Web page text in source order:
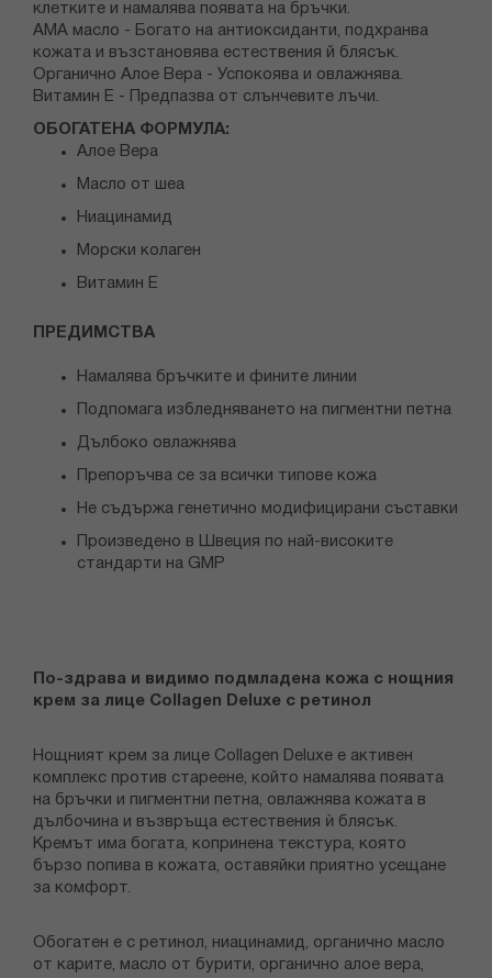
клетките и намалява появата на бръчки.
AMA масло - Богато на антиоксиданти, подхранва
кожата и възстановява естествения й блясък.
Органично Алое Вера - Успокоява и овлажнява.
Витамин Е - Предпазва от слънчевите лъчи.
ОБОГАТЕНА ФОРМУЛА:
Алое Вера
Масло от шеа
Ниацинамид
Морски колаген
Витамин Е
ПРЕДИМСТВА
Намалява бръчките и фините линии
Подпомага избледняването на пигментни петна
Дълбоко овлажнява
Препоръчва се за всички типове кожа
Не съдържа генетично модифицирани съставки
Произведено в Швеция по най-високите
стандарти на GMP
По-здрава и видимо подмладена кожа с нощния
крем за лице Collagen Deluxe с ретинол
Нощният крем за лице Collagen Deluxe е активен
комплекс против стареене, който намалява появата
на бръчки и пигментни петна, овлажнява кожата в
дълбочина и възвръща естествения ѝ блясък.
Кремът има богата, копринена текстура, която
бързо попива в кожата, оставяйки приятно усещане
за комфорт.
Обогатен е с ретинол, ниацинамид, органично масло
от карите, масло от бурити, органично алое вера,